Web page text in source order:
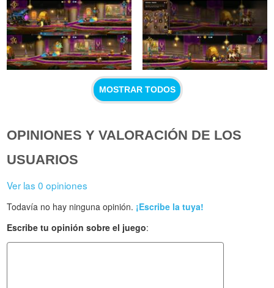
MOSTRAR TODOS
OPINIONES Y VALORACIÓN DE LOS
USUARIOS
Ver las 0 opiniones
Todavía no hay ninguna opinión. ¡Escribe la tuya!
Escribe tu opinión sobre el juego: